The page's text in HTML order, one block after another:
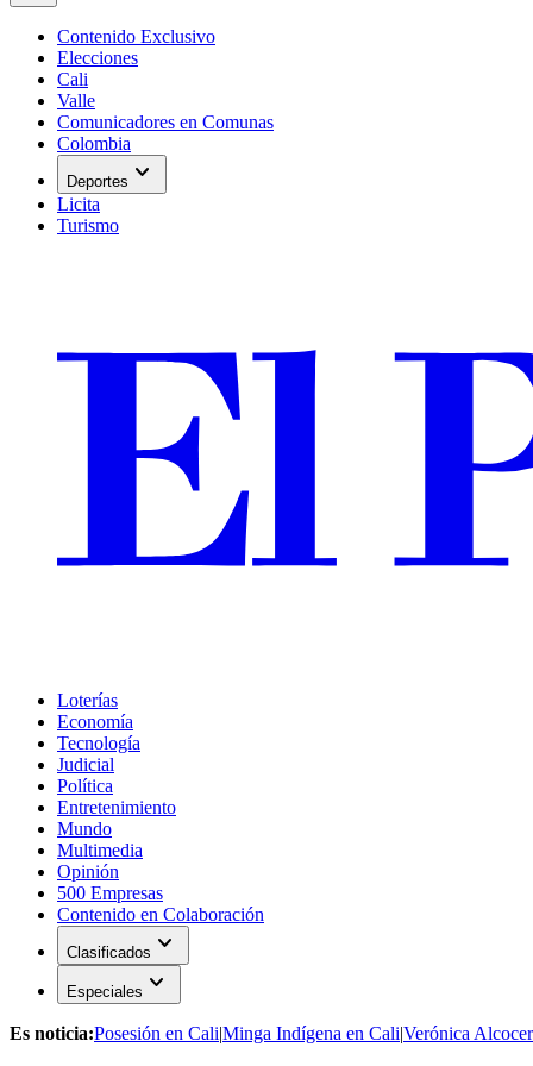
Contenido Exclusivo
Elecciones
Cali
Valle
Comunicadores en Comunas
Colombia
Deportes expand_more
Licita
Turismo
Loterías
Economía
Tecnología
Judicial
Política
Entretenimiento
Mundo
Multimedia
Opinión
500 Empresas
Contenido en Colaboración
Clasificados expand_more
Especiales expand_more
Es noticia:Posesión en Cali|Minga Indígena en Cali|Verónica Alcocer